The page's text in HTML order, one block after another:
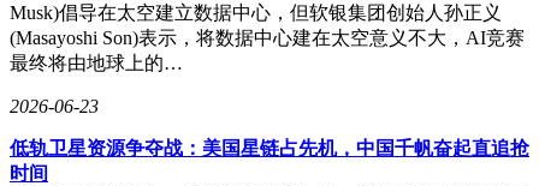
Musk)倡导在太空建立数据中心，但软银集团创始人孙正义
(Masayoshi Son)表示，将数据中心建在太空意义不大，AI竞赛
最终将由地球上的…
2026-06-23
低轨卫星资源争夺战：美国星链占先机，中国千帆奋起直追抢
时间